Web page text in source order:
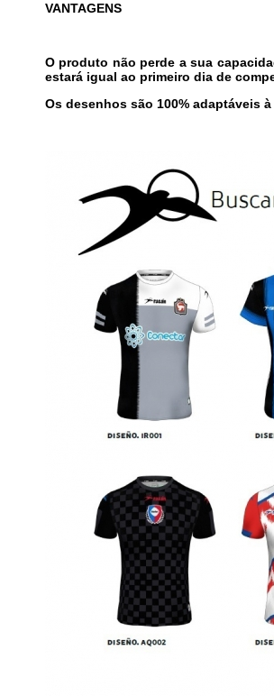
VANTAGENS
O produto não perde a sua
estará igual ao primeiro dia de
Os desenhos são 100% adaptáveis